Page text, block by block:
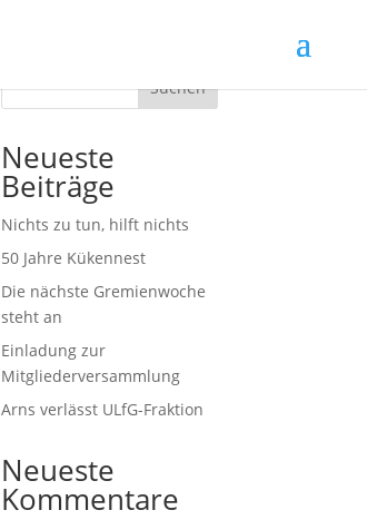
Suchen
Neueste
Beiträge
Nichts zu tun, hilft nichts
50 Jahre Kükennest
Die nächste Gremienwoche
steht an
Einladung zur
Mitgliederversammlung
Arns verlässt ULfG-Fraktion
Neueste
Kommentare